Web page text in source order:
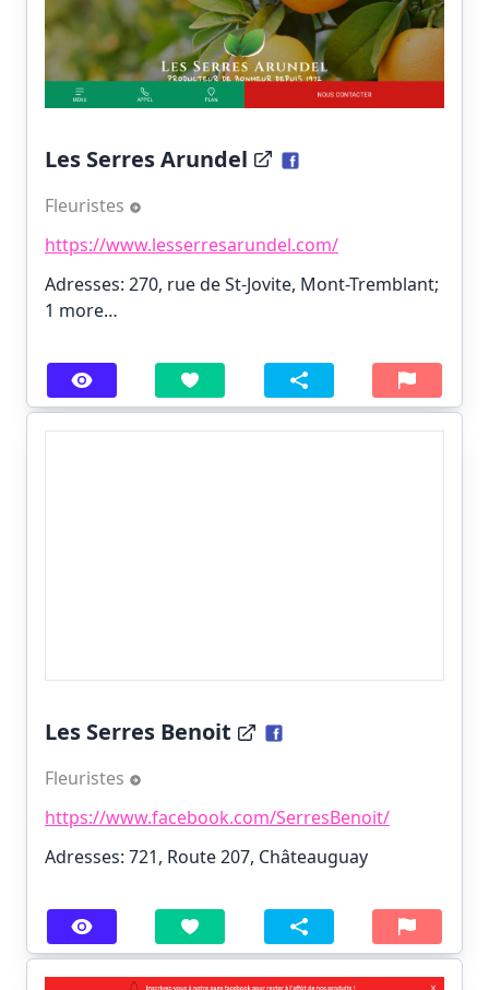
Les Serres Arundel
Fleuristes
https://www.lesserresarundel.com/
Adresses: 270, rue de St-Jovite, Mont-Tremblant;
1 more…
Les Serres Benoit
Fleuristes
https://www.facebook.com/SerresBenoit/
Adresses: 721, Route 207, Châteauguay